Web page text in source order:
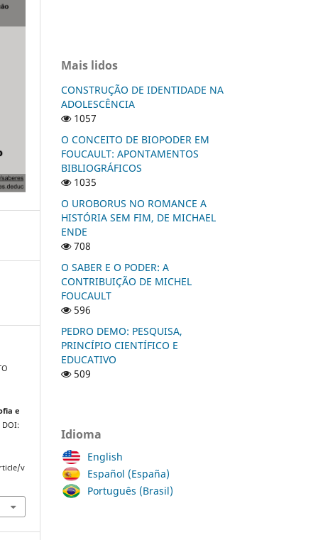
e
DOI:
v
Mais lidos
CONSTRUÇÃO DE IDENTIDADE NA
ADOLESCÊNCIA
1057
O CONCEITO DE BIOPODER EM
FOUCAULT: APONTAMENTOS
BIBLIOGRÁFICOS
1035
O UROBORUS NO ROMANCE A
HISTÓRIA SEM FIM, DE MICHAEL
ENDE
708
O SABER E O PODER: A
CONTRIBUIÇÃO DE MICHEL
FOUCAULT
596
PEDRO DEMO: PESQUISA,
PRINCÍPIO CIENTÍFICO E
EDUCATIVO
509
Idioma
English
Español (España)
Português (Brasil)